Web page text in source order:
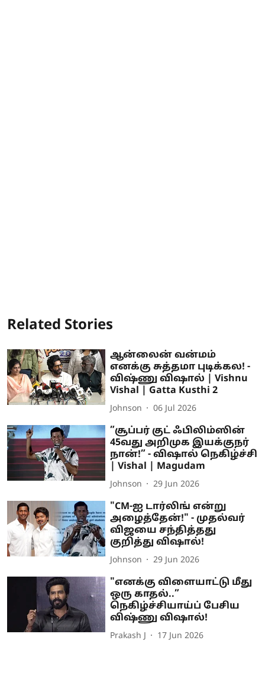
Related Stories
ஆன்லைன் வன்மம்
எனக்கு சுத்தமா புடிக்கல! -
விஷ்ணு விஷால் | Vishnu
Vishal | Gatta Kusthi 2
Johnson 06 Jul 2026
”சூப்பர் குட் ஃபிலிம்ஸின்
45வது அறிமுக இயக்குநர்
நான்!” - விஷால் நெகிழ்ச்சி
| Vishal | Magudam
Johnson 29 Jun 2026
"CM-ஐ டார்லிங் என்று
அழைத்தேன்!" - முதல்வர்
விஜயை சந்தித்தது
குறித்து விஷால்!
Johnson 29 Jun 2026
"எனக்கு விளையாட்டு மீது
ஒரு காதல்..”
நெகிழ்ச்சியாய்ப் பேசிய
விஷ்ணு விஷால்!
Prakash J 17 Jun 2026